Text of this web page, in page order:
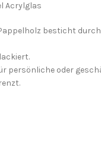
Acrylglas
besticht
oder